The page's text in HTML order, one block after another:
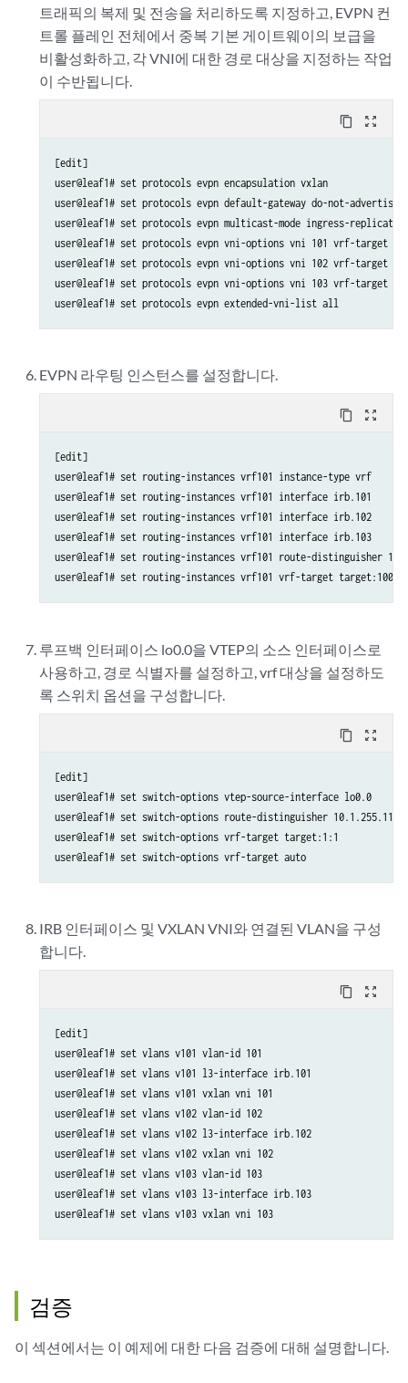
트래픽의 복제 및 전송을 처리하도록 지정하고, EVPN 컨
트롤 플레인 전체에서 중복 기본 게이트웨이의 보급을
비활성화하고, 각 VNI에 대한 경로 대상을 지정하는 작업
이 수반됩니다.
content_copy zoom_out_map
[edit]
user@leaf1# set protocols evpn encapsulation vxlan
user@leaf1# set protocols evpn default-gateway do-not-advertise
user@leaf1# set protocols evpn multicast-mode ingress-
user@leaf1# set protocols evpn vni-options vni 101 vrf-target
user@leaf1# set protocols evpn vni-options vni 102 vrf-target
user@leaf1# set protocols evpn vni-options vni 103 vrf-target
user@leaf1# set protocols evpn extended-vni-list all
EVPN 라우팅 인스턴스를 설정합니다.
content_copy zoom_out_map
[edit]
user@leaf1# set routing-instances vrf101 instance-type vrf
user@leaf1# set routing-instances vrf101 interface irb.101
user@leaf1# set routing-instances vrf101 interface irb.102
user@leaf1# set routing-instances vrf101 interface irb.103
user@leaf1# set routing-instances vrf101 route-distinguisher
user@leaf1# set routing-instances vrf101 vrf-target
루프백 인터페이스 lo0.0을 VTEP의 소스 인터페이스로
사용하고, 경로 식별자를 설정하고, vrf 대상을 설정하도
록 스위치 옵션을 구성합니다.
content_copy zoom_out_map
[edit]
user@leaf1# set switch-options vtep-source-interface lo0.0
user@leaf1# set switch-options route-distinguisher 10.1.255.11:1
user@leaf1# set switch-options vrf-target target:1:1
user@leaf1# set switch-options vrf-target auto
IRB 인터페이스 및 VXLAN VNI와 연결된 VLAN을 구성
합니다.
content_copy zoom_out_map
[edit]
user@leaf1# set vlans v101 vlan-id 101
user@leaf1# set vlans v101 l3-interface irb.101
user@leaf1# set vlans v101 vxlan vni 101
user@leaf1# set vlans v102 vlan-id 102
user@leaf1# set vlans v102 l3-interface irb.102
user@leaf1# set vlans v102 vxlan vni 102
user@leaf1# set vlans v103 vlan-id 103
user@leaf1# set vlans v103 l3-interface irb.103
user@leaf1# set vlans v103 vxlan vni 103
검증
이 섹션에서는 이 예제에 대한 다음 검증에 대해 설명합니다.